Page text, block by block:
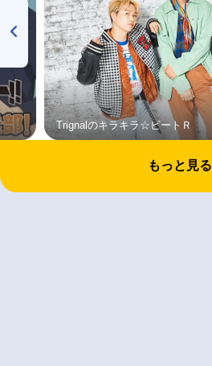
Trignalのキラキラ☆ビートＲ
もっと見る